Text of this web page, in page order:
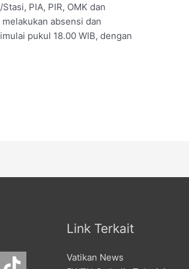
PIA, PIR, OMK dan
absensi dan
pukul 18.00 WIB, dengan
Link Terkait
Vatikan News